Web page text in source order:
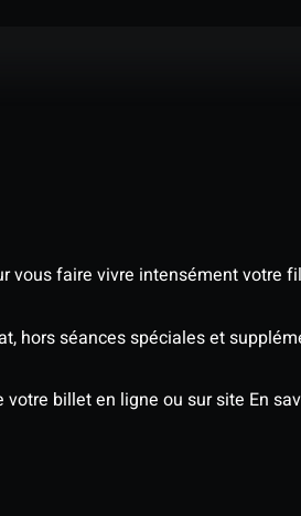
vous faire vivre intensément votre
hors séances spéciales et
billet en ligne ou sur site En